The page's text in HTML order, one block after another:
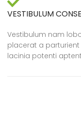
VESTIBULUM
Vestibulum nam
placerat a
lacinia potenti